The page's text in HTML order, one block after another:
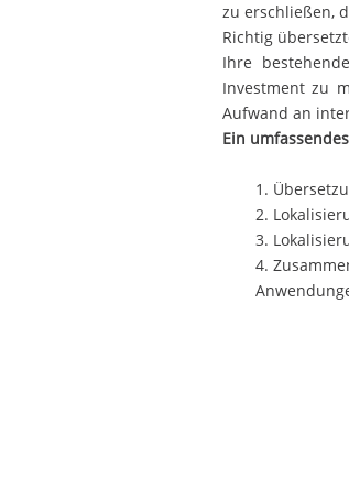
zu erschließen,
Richtig
Ihre
Investment zu
Aufwand an
Ein
1.
2.
3.
4.